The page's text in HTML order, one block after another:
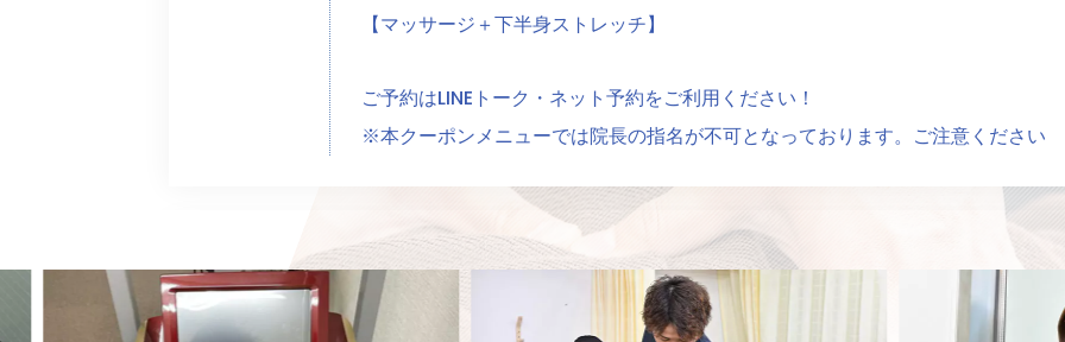
【マッサージ＋下半身ストレッチ】
ご予約はLINEトーク・ネット予約をご利用ください！
※本クーポンメニューでは院長の指名が不可となっております。ご注意ください
7月平日限定 クーポンについて！
クーポン① 凝りをゴリゴリ解消鍼治療クーポン ￥11000→ ￥